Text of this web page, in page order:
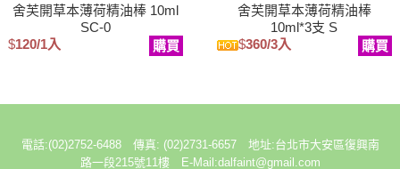
舍芙開草本薄荷精油棒 10ml
SC-0
$120/1入 購買
舍芙開草本薄荷精油棒
10ml*3支 S
$360/3入 購買
電話:(02)2752-6488 傳真: (02)2731-6657 地址:台北市大安區復興南
路一段215號11樓 E-Mail:dalfaint@gmail.com